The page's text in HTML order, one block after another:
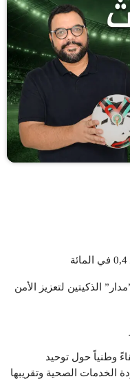
الذكيتين لتعزيز الأمن
وطنياً حول توحيد
الخدمات الصحية وتقريبها